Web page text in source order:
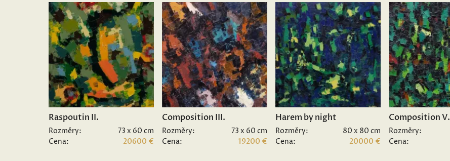
Raspoutin II.
Rozměry:
73 x 60 cm
Cena:
20600 €
Composition III.
Rozměry:
73 x 60 cm
Cena:
19200 €
Harem by night
Rozměry:
80 x 80 cm
Cena:
20000 €
Composition V.
Rozměry:
Cena: